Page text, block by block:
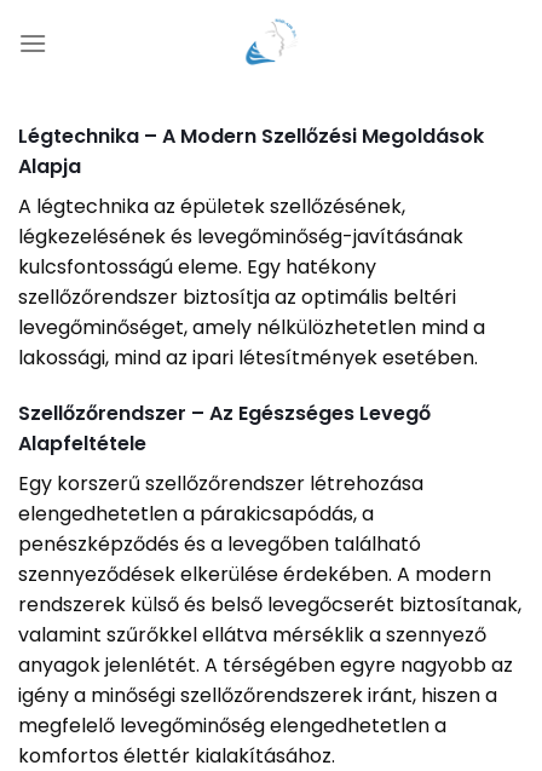
Légtechnika – A Modern Szellőzési Megoldások
Alapja
A légtechnika az épületek szellőzésének,
légkezelésének és levegőminőség-javításának
kulcsfontosságú eleme. Egy hatékony
szellőzőrendszer biztosítja az optimális beltéri
levegőminőséget, amely nélkülözhetetlen mind a
lakossági, mind az ipari létesítmények esetében.
Szellőzőrendszer – Az Egészséges Levegő
Alapfeltétele
Egy korszerű szellőzőrendszer létrehozása
elengedhetetlen a párakicsapódás, a
penészképződés és a levegőben található
szennyeződések elkerülése érdekében. A modern
rendszerek külső és belső levegőcserét biztosítanak,
valamint szűrőkkel ellátva mérséklik a szennyező
anyagok jelenlétét. A térségében egyre nagyobb az
igény a minőségi szellőzőrendszerek iránt, hiszen a
megfelelő levegőminőség elengedhetetlen a
komfortos élettér kialakításához.